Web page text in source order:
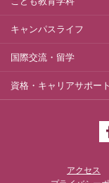
キャンパスライフ
国際交流・留学
資格・キャリアサポート
アクセス